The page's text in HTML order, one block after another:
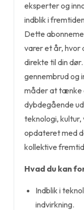
eksperter og
indblik i
Dette
varer et år, hvor
direkte til din
gennembrud og
måder at tænke
dybdegående
teknologi, kultur,
opdateret med
kollektive
Hvad du kan
Indblik i
indvirkning.